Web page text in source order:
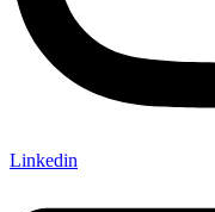
Linkedin